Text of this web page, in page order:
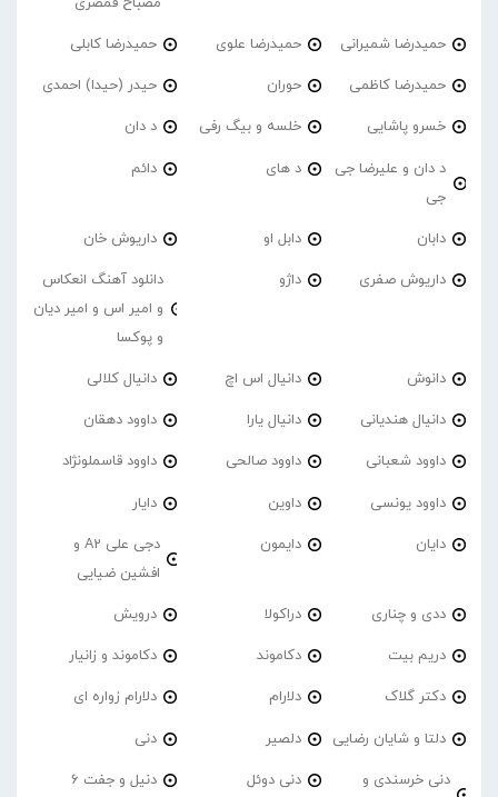
حمیدرضا شمیرانی حمیدرضا علوی حمیدرضا کابلی
حمیدرضا کاظمی حوران حیدر (حیدا) احمدی
خسرو پاشایی خلسه و بیگ رفی د دان
د دان و علیرضا جی
جی
د های دائم
دابان دابل او داریوش خان
داریوش صفری داژو
دانلود آهنگ انعکاس
و امیر اس و امیر دیان
و پوکسا
دانوش دانیال اس اچ دانیال کلالی
دانیال هندیانی دانیال یارا داوود دهقان
داوود شعبانی داوود صالحی داوود قاسملونژاد
داوود یونسی داوین دایار
دایان دایمون
دجی علی A2 و
افشین ضیایی
ددی و چناری دراکولا درویش
دریم بیت دکاموند دکاموند و زانیار
دکتر گلاک دلارام دلارام زواره ای
دلتا و شایان رضایی دلصیر دنی
دنی خرسندی و
دنی دوئل دنیل و جفت 6